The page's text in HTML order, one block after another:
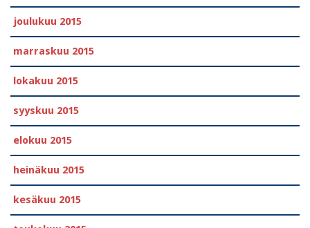
joulukuu 2015
marraskuu 2015
lokakuu 2015
syyskuu 2015
elokuu 2015
heinäkuu 2015
kesäkuu 2015